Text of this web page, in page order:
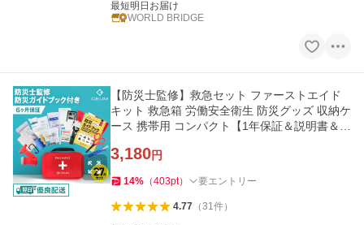
最短明日お届け
WORLD BRIDGE
【防災士監修】救急セット ファーストエイド
キット 救急箱 労働安全衛生 防災グッズ 収納ケ
ース 携帯用 コンパクト【1年保証＆説明書＆防
3,180円
14% （403pt） 要エントリー
4.77（31件）